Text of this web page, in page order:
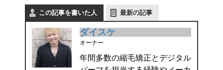
この記事を書いた人 最新の記事
ダイスケ
オーナー
年間多数の縮毛矯正とデジタル